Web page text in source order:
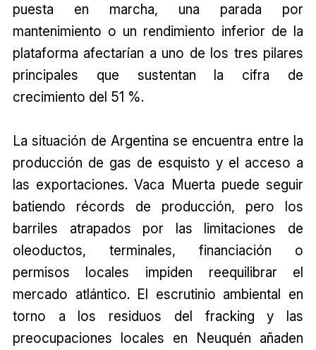
puesta en marcha, una parada por
mantenimiento o un rendimiento inferior de la
plataforma afectarían a uno de los tres pilares
principales que sustentan la cifra de
crecimiento del 51 %.
La situación de Argentina se encuentra entre la
producción de gas de esquisto y el acceso a
las exportaciones. Vaca Muerta puede seguir
batiendo récords de producción, pero los
barriles atrapados por las limitaciones de
oleoductos, terminales, financiación o
permisos locales impiden reequilibrar el
mercado atlántico. El escrutinio ambiental en
torno a los residuos del fracking y las
preocupaciones locales en Neuquén añaden